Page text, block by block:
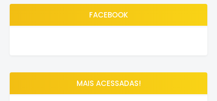
FACEBOOK
MAIS ACESSADAS!